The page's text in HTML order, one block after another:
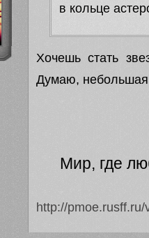
в кольце
Хочешь стать
Думаю, небольшая
Мир, где
http://